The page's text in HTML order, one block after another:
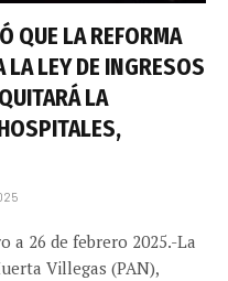
QUE LA REFORMA
LEY DE INGRESOS
LA
a 26 de febrero 2025.-La
Villegas (PAN),